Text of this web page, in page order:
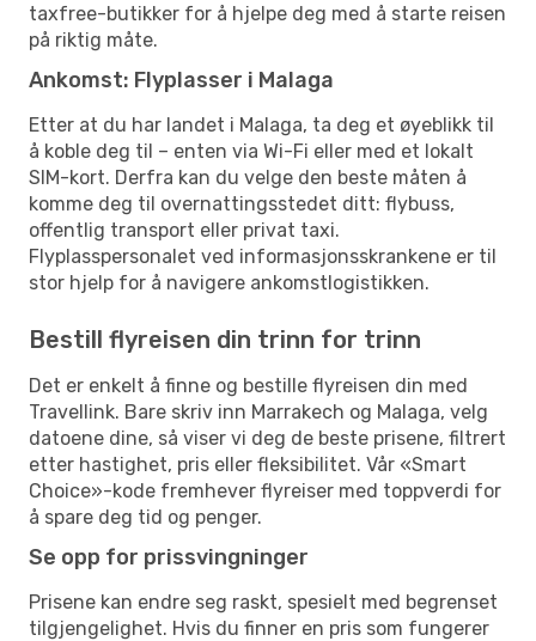
taxfree-butikker for å hjelpe deg med å starte reisen
på riktig måte.
Ankomst: Flyplasser i Malaga
Etter at du har landet i Malaga, ta deg et øyeblikk til
å koble deg til – enten via Wi-Fi eller med et lokalt
SIM-kort. Derfra kan du velge den beste måten å
komme deg til overnattingsstedet ditt: flybuss,
offentlig transport eller privat taxi.
Flyplasspersonalet ved informasjonsskrankene er til
stor hjelp for å navigere ankomstlogistikken.
Bestill flyreisen din trinn for trinn
Det er enkelt å finne og bestille flyreisen din med
Travellink. Bare skriv inn Marrakech og Malaga, velg
datoene dine, så viser vi deg de beste prisene, filtrert
etter hastighet, pris eller fleksibilitet. Vår «Smart
Choice»-kode fremhever flyreiser med toppverdi for
å spare deg tid og penger.
Se opp for prissvingninger
Prisene kan endre seg raskt, spesielt med begrenset
tilgjengelighet. Hvis du finner en pris som fungerer